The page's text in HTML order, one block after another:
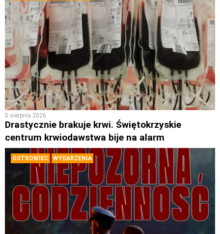
5 sierpnia 2026
Drastycznie brakuje krwi. Świętokrzyskie
centrum krwiodawstwa bije na alarm
OSTROWIEC WYDARZENIA